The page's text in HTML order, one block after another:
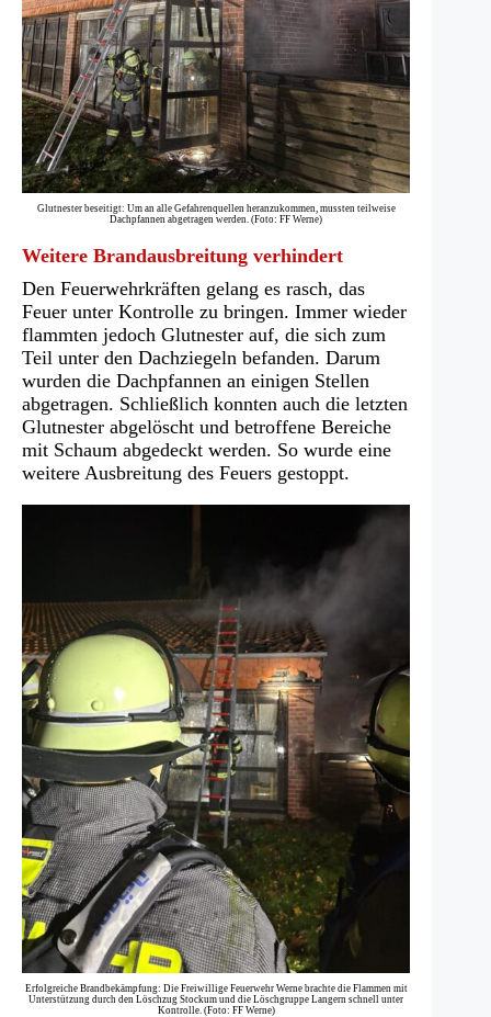
Glutnester beseitigt: Um an alle Gefahrenquellen heranzukommen, mussten teilweise
Dachpfannen abgetragen werden. (Foto: FF Werne)
Weitere Brandausbreitung verhindert
Den Feuerwehrkräften gelang es rasch, das
Feuer unter Kontrolle zu bringen. Immer wieder
flammten jedoch Glutnester auf, die sich zum
Teil unter den Dachziegeln befanden. Darum
wurden die Dachpfannen an einigen Stellen
abgetragen. Schließlich konnten auch die letzten
Glutnester abgelöscht und betroffene Bereiche
mit Schaum abgedeckt werden. So wurde eine
weitere Ausbreitung des Feuers gestoppt.
Erfolgreiche Brandbekämpfung: Die Freiwillige Feuerwehr Werne brachte die Flammen mit
Unterstützung durch den Löschzug Stockum und die Löschgruppe Langern schnell unter
Kontrolle. (Foto: FF Werne)